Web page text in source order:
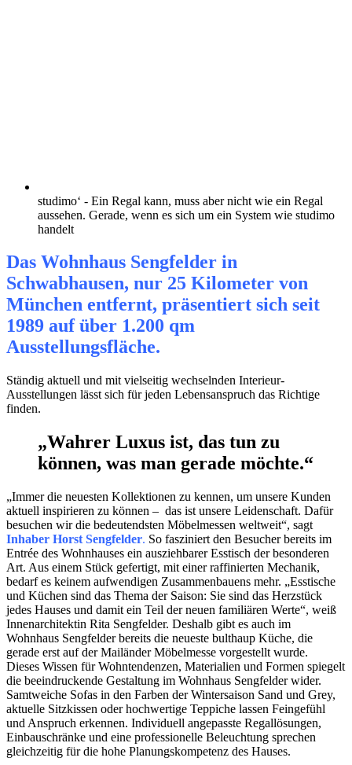
studimo‘ - Ein Regal kann, muss aber nicht wie ein Regal
aussehen. Gerade, wenn es sich um ein System wie studimo
handelt
Das Wohnhaus Sengfelder in
Schwabhausen, nur 25 Kilometer von
München entfernt, präsentiert sich seit
1989 auf über 1.200 qm
Ausstellungsfläche.
Ständig aktuell und mit vielseitig wechselnden Interieur-
Ausstellungen lässt sich für jeden Lebensanspruch das Richtige
finden.
„Wahrer Luxus ist, das tun zu
können, was man gerade möchte.“
„Immer die neuesten Kollektionen zu kennen, um unsere Kunden
aktuell inspirieren zu können – das ist unsere Leidenschaft. Dafür
besuchen wir die bedeutendsten Möbelmessen weltweit“, sagt
Inhaber Horst Sengfelder. So fasziniert den Besucher bereits im
Entrée des Wohnhauses ein ausziehbarer Esstisch der besonderen
Art. Aus einem Stück gefertigt, mit einer raffinierten Mechanik,
bedarf es keinem aufwendigen Zusammenbauens mehr. „Esstische
und Küchen sind das Thema der Saison: Sie sind das Herzstück
jedes Hauses und damit ein Teil der neuen familiären Werte“, weiß
Innenarchitektin Rita Sengfelder. Deshalb gibt es auch im
Wohnhaus Sengfelder bereits die neueste bulthaup Küche, die
gerade erst auf der Mailänder Möbelmesse vorgestellt wurde.
Dieses Wissen für Wohntendenzen, Materialien und Formen spiegelt
die beeindruckende Gestaltung im Wohnhaus Sengfelder wider.
Samtweiche Sofas in den Farben der Wintersaison Sand und Grey,
aktuelle Sitzkissen oder hochwertige Teppiche lassen Feingefühl
und Anspruch erkennen. Individuell angepasste Regallösungen,
Einbauschränke und eine professionelle Beleuchtung sprechen
gleichzeitig für die hohe Planungskompetenz des Hauses.